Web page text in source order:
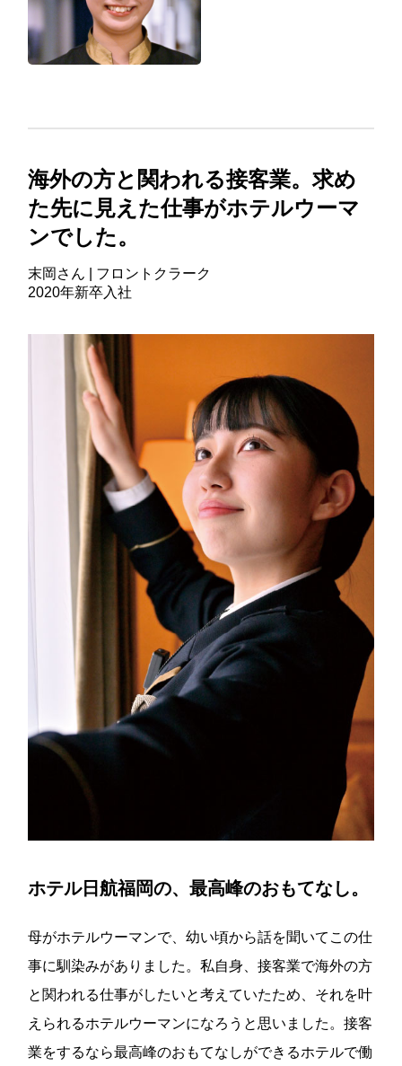
海外の方と関われる接客業。求め
た先に見えた仕事がホテルウーマ
ンでした。
末岡さん | フロントクラーク
2020年新卒入社
ホテル日航福岡の、最高峰のおもてなし。
母がホテルウーマンで、幼い頃から話を聞いてこの仕
事に馴染みがありました。私自身、接客業で海外の方
と関われる仕事がしたいと考えていたため、それを叶
えられるホテルウーマンになろうと思いました。接客
業をするなら最高峰のおもてなしができるホテルで働